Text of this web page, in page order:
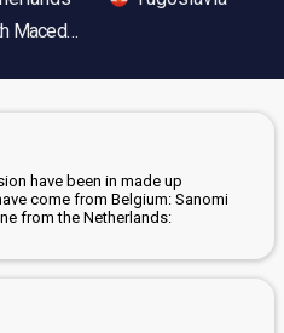
Macedonia
have been in made up
come from Belgium: Sanomi
from the Netherlands: